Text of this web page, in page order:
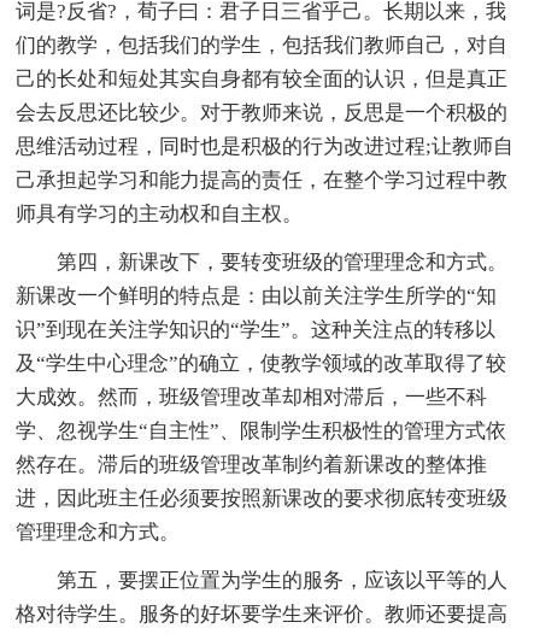
词是?反省?，荀子曰：君子日三省乎己。长期以来，我
们的教学，包括我们的学生，包括我们教师自己，对自
己的长处和短处其实自身都有较全面的认识，但是真正
会去反思还比较少。对于教师来说，反思是一个积极的
思维活动过程，同时也是积极的行为改进过程;让教师自
己承担起学习和能力提高的责任，在整个学习过程中教
师具有学习的主动权和自主权。
第四，新课改下，要转变班级的管理理念和方式。
新课改一个鲜明的特点是：由以前关注学生所学的“知
识”到现在关注学知识的“学生”。这种关注点的转移以
及“学生中心理念”的确立，使教学领域的改革取得了较
大成效。然而，班级管理改革却相对滞后，一些不科
学、忽视学生“自主性”、限制学生积极性的管理方式依
然存在。滞后的班级管理改革制约着新课改的整体推
进，因此班主任必须要按照新课改的要求彻底转变班级
管理理念和方式。
第五，要摆正位置为学生的服务，应该以平等的人
格对待学生。服务的好坏要学生来评价。教师还要提高